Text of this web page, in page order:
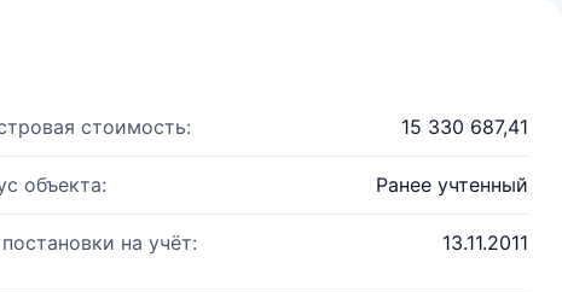
стоимость: 15 330 687,41
объекта: Ранее учтенный
на учёт: 13.11.2011